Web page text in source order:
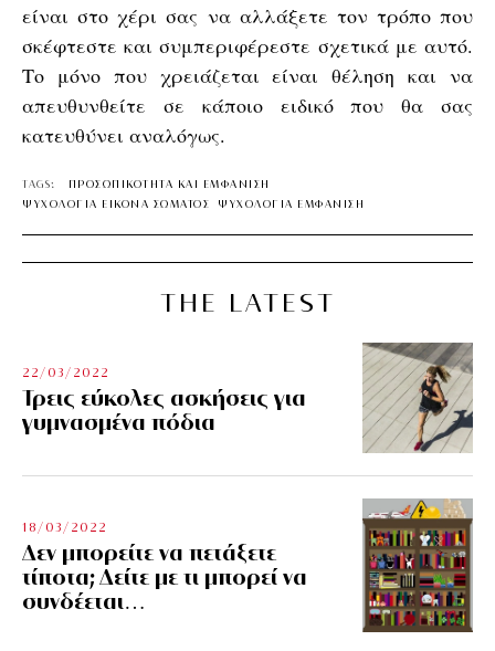
είναι στο χέρι σας να αλλάξετε τον τρόπο που
σκέφτεστε και συμπεριφέρεστε σχετικά με αυτό.
Το μόνο που χρειάζεται είναι θέληση και να
απευθυνθείτε σε κάποιο ειδικό που θα σας
κατευθύνει αναλόγως.
TAGS:
ΠΡΟΣΩΠΙΚΟΤΗΤΑ ΚΑΙ ΕΜΦΑΝΙΣΗ
ΨΥΧΟΛΟΓΙΑ ΕΙΚΟΝΑ ΣΩΜΑΤΟΣ
ΨΥΧΟΛΟΓΙΑ ΕΜΦΑΝΙΣΗ
THE LATEST
22/03/2022
Τρεις εύκολες ασκήσεις για
γυμνασμένα πόδια
18/03/2022
Δεν μπορείτε να πετάξετε
τίποτα; Δείτε με τι μπορεί να
συνδέεται…